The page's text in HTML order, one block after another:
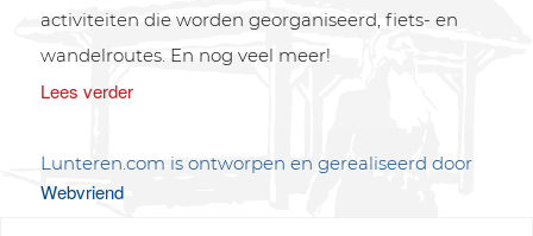
activiteiten die worden georganiseerd, fiets- en
wandelroutes. En nog veel meer!
Lees verder
Lunteren.com is ontworpen en gerealiseerd door
Webvriend